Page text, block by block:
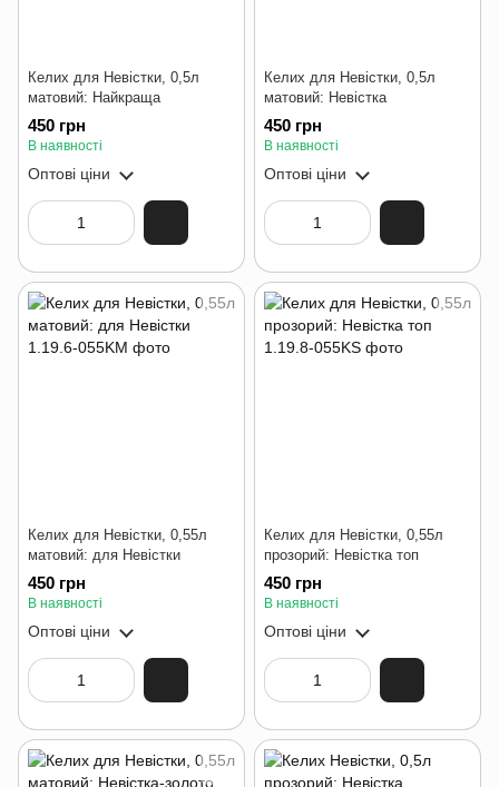
Келих для Невістки, 0,5л
матовий: Найкраща
450 грн
В наявності
Оптові ціни
Келих для Невістки, 0,5л
матовий: Невістка
450 грн
В наявності
Оптові ціни
Келих для Невістки, 0,55л
матовий: для Невістки
450 грн
В наявності
Оптові ціни
Келих для Невістки, 0,55л
прозорий: Невістка топ
450 грн
В наявності
Оптові ціни